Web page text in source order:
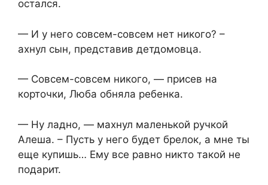
остался.
— И у него совсем-совсем нет никого? –
ахнул сын, представив детдомовца.
— Совсем-совсем никого, — присев на
корточки, Люба обняла ребенка.
— Ну ладно, — махнул маленькой ручкой
Алеша. – Пусть у него будет брелок, а мне ты
еще купишь… Ему все равно никто такой не
подарит.